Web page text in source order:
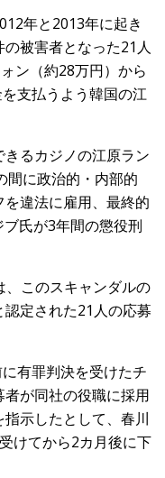
年と2013年に起き
被害者となった21人
ン（約28万円）から
支払うよう韓国の江
るカジノの江原ラン
間に政治的・内部的
違法に雇用、最終的
氏が3年間の懲役刑
このスキャンダルの
定された21人の応募
有罪判決を受けたチ
が同社の役職に採用
示したとして、春川
けてから2カ月後に下